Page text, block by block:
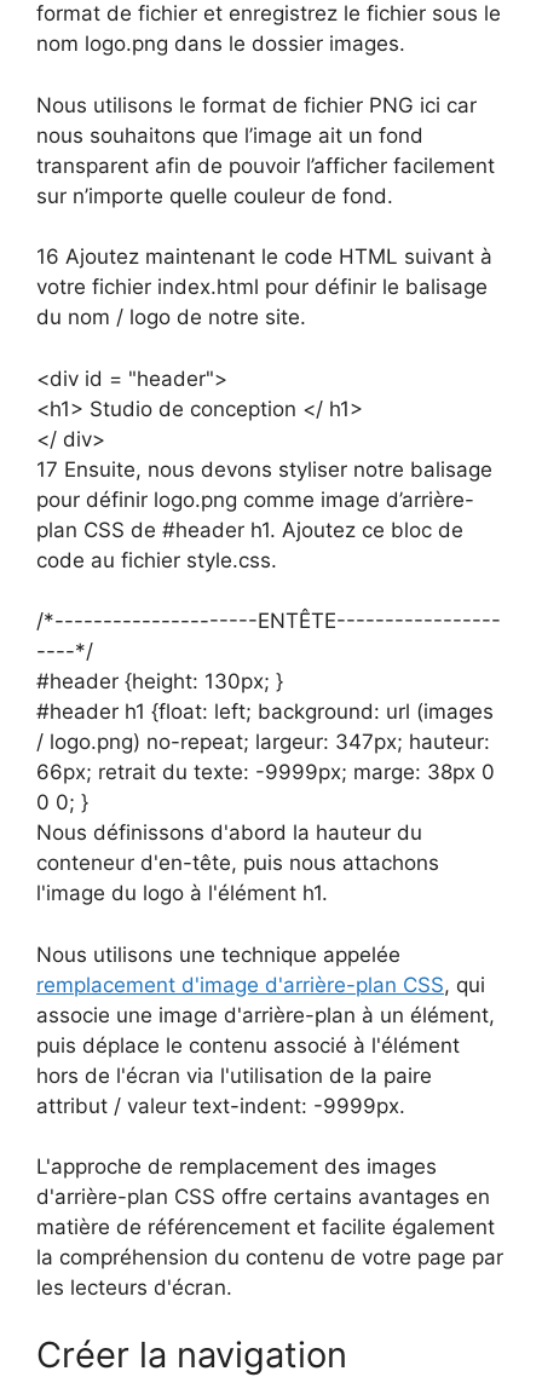
format de fichier et enregistrez le fichier sous le
nom logo.png dans le dossier images.
Nous utilisons le format de fichier PNG ici car
nous souhaitons que l’image ait un fond
transparent afin de pouvoir l’afficher facilement
sur n’importe quelle couleur de fond.
16 Ajoutez maintenant le code HTML suivant à
votre fichier index.html pour définir le balisage
du nom / logo de notre site.
<div id = "header">
<h1> Studio de conception </ h1>
</ div>
17 Ensuite, nous devons styliser notre balisage
pour définir logo.png comme image d’arrière-
plan CSS de #header h1. Ajoutez ce bloc de
code au fichier style.css.
/*---------------------ENTÊTE-----------------
----*/
#header {height: 130px; }
#header h1 {float: left; background: url (images
/ logo.png) no-repeat; largeur: 347px; hauteur:
66px; retrait du texte: -9999px; marge: 38px 0
0 0; }
Nous définissons d'abord la hauteur du
conteneur d'en-tête, puis nous attachons
l'image du logo à l'élément h1.
Nous utilisons une technique appelée
remplacement d'image d'arrière-plan CSS, qui
associe une image d'arrière-plan à un élément,
puis déplace le contenu associé à l'élément
hors de l'écran via l'utilisation de la paire
attribut / valeur text-indent: -9999px.
L'approche de remplacement des images
d'arrière-plan CSS offre certains avantages en
matière de référencement et facilite également
la compréhension du contenu de votre page par
les lecteurs d'écran.
Créer la navigation